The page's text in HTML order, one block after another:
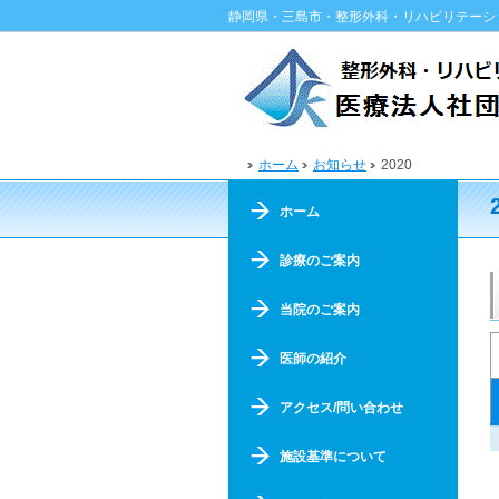
静岡県・三島市・整形外科・リハビリテーシ
ホーム お知らせ 2020
ホーム
診療のご案内
当院のご案内
医師の紹介
アクセス/問い合わせ
施設基準について